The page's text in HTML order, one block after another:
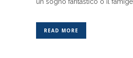
READ MORE